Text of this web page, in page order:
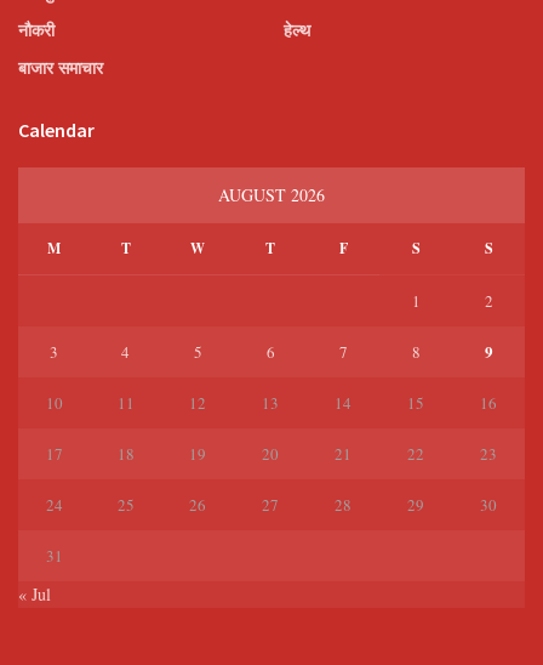
नौकरी
बाजार समाचार
हेल्थ
Calendar
AUGUST 2026
M T W T F S S
1 2
3 4 5 6 7 8 9
10 11 12 13 14 15 16
17 18 19 20 21 22 23
24 25 26 27 28 29 30
31
« Jul